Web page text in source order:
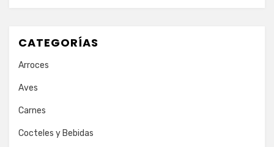
CATEGORÍAS
Arroces
Aves
Carnes
Cocteles y Bebidas